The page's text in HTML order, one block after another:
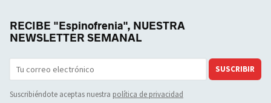
RECIBE "Espinofrenia", NUESTRA
NEWSLETTER SEMANAL
SUSCRIBIR
Suscribiéndote aceptas nuestra política de privacidad